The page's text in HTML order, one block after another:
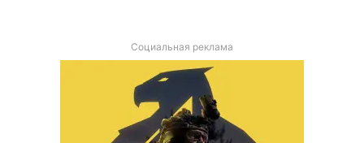
Социальная реклама